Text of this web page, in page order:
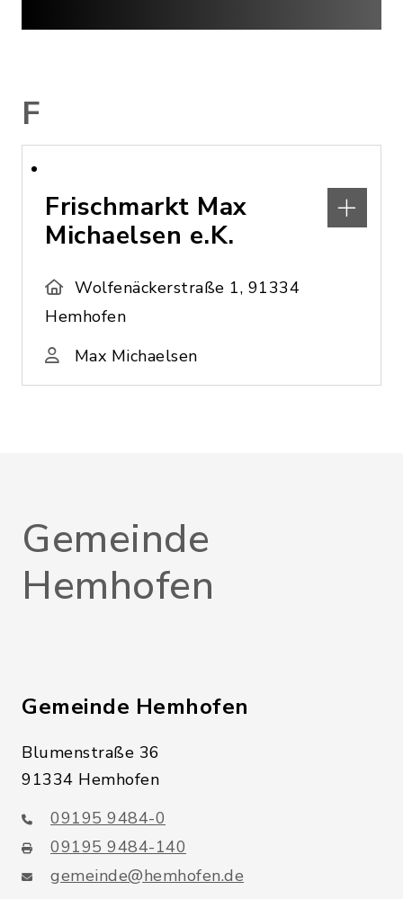
F
Frischmarkt Max
Michaelsen e.K.
Wolfenäckerstraße 1, 91334
Hemhofen
Max Michaelsen
Gemeinde
Hemhofen
Gemeinde Hemhofen
Blumenstraße 36
91334 Hemhofen
09195 9484-0
09195 9484-140
gemeinde@hemhofen.de